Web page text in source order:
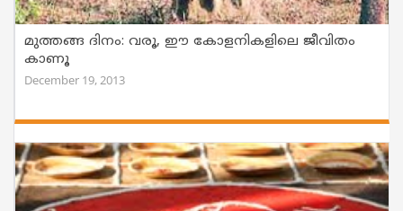
മുത്തങ്ങ ദിനം: വരൂ, ഈ കോളനികളിലെ ജീവിതം
കാണൂ
December 19, 2013